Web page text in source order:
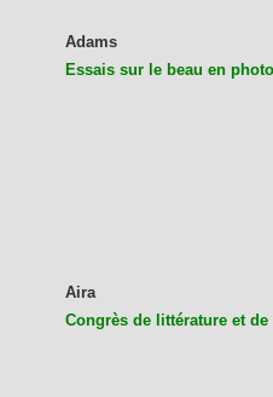
Adams
Essais sur le beau en
Aira
Congrès de littérature et de